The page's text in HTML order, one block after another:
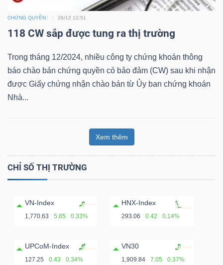
CHỨNG QUYỀN 26/12 12:51
118 CW sắp được tung ra thị trường
Trong tháng 12/2024, nhiều công ty chứng khoán thông
báo chào bán chứng quyền có bảo đảm (CW) sau khi nhận
được Giấy chứng nhận chào bán từ Ủy ban chứng khoán
Nhà...
Xem thêm
CHỈ SỐ THỊ TRƯỜNG
VN-Index
1,770.63 5.85 0.33%
HNX-Index
293.06 0.42 0.14%
UPCoM-Index
127.25 0.43 0.34%
VN30
1,909.84 7.05 0.37%
Thuật
(-)
Dịch
vụ
Đào
tạo
tài
chính